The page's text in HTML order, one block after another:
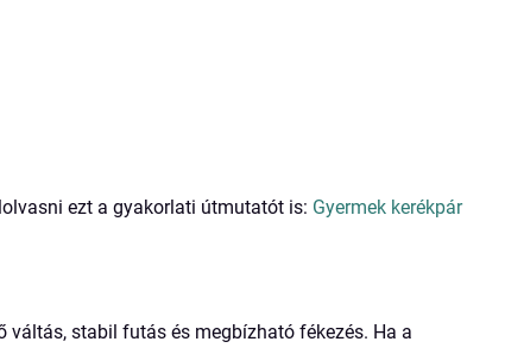
ezt a gyakorlati útmutatót is: Gyermek kerékpár
váltás, stabil futás és megbízható fékezés. Ha a